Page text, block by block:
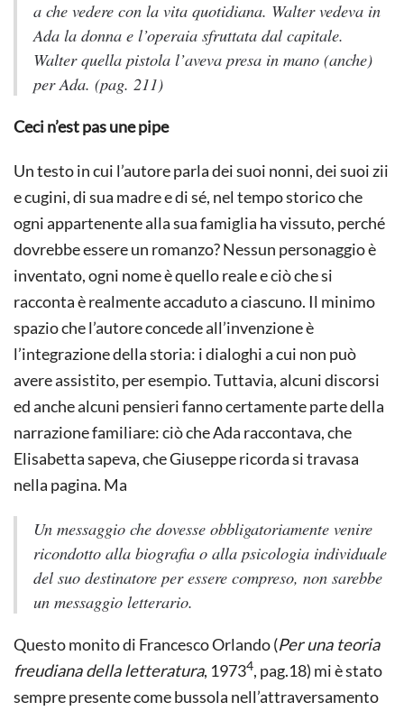
a che vedere con la vita quotidiana. Walter vedeva in
Ada la donna e l’operaia sfruttata dal capitale.
Walter quella pistola l’aveva presa in mano (anche)
per Ada. (pag. 211)
Ceci n’est pas une pipe
Un testo in cui l’autore parla dei suoi nonni, dei suoi zii
e cugini, di sua madre e di sé, nel tempo storico che
ogni appartenente alla sua famiglia ha vissuto, perché
dovrebbe essere un romanzo? Nessun personaggio è
inventato, ogni nome è quello reale e ciò che si
racconta è realmente accaduto a ciascuno. Il minimo
spazio che l’autore concede all’invenzione è
l’integrazione della storia: i dialoghi a cui non può
avere assistito, per esempio. Tuttavia, alcuni discorsi
ed anche alcuni pensieri fanno certamente parte della
narrazione familiare: ciò che Ada raccontava, che
Elisabetta sapeva, che Giuseppe ricorda si travasa
nella pagina. Ma
Un messaggio che dovesse obbligatoriamente venire
ricondotto alla biografia o alla psicologia individuale
del suo destinatore per essere compreso, non sarebbe
un messaggio letterario.
Questo monito di Francesco Orlando (Per una teoria
freudiana della letteratura, 19734, pag.18) mi è stato
sempre presente come bussola nell’attraversamento